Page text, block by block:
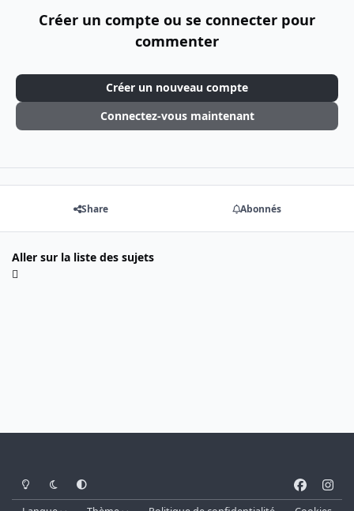
Créer un compte ou se connecter pour
commenter
Créer un nouveau compte
Connectez-vous maintenant
Share Abonnés
Aller sur la liste des sujets
Light ModeDark ModeSystem Preference
a
n